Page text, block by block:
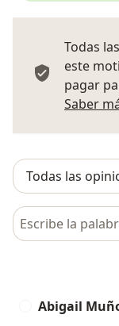
Todas
este
pagar
Saber
Busca en
Abigail